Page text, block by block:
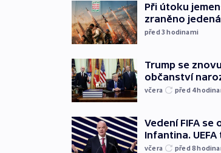
Při útoku
zraněno
před 3hodinami
Trump se
občanství
včera před 4
Vedení FIFA
Infantina.
včera před 8